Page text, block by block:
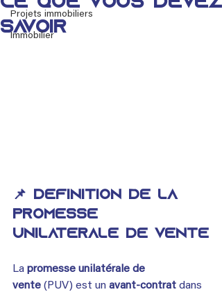
Projets immobiliers
Immobilier
savoir
📌 Définition de la
promesse
unilatérale de vente
La promesse unilatérale de
vente (PUV) est un avant-contrat dans